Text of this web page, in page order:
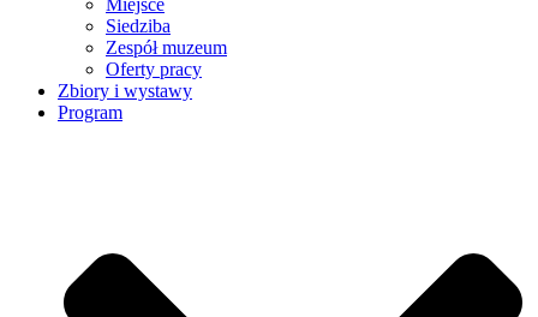
Miejsce
Siedziba
Zespół muzeum
Oferty pracy
Zbiory i wystawy
Program